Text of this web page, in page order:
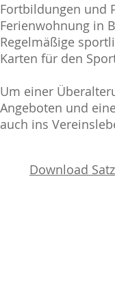
Fortbildungen und
Ferienwohnung in
Regelmäßige
Karten für den
Um einer
Angeboten und
auch ins
Download